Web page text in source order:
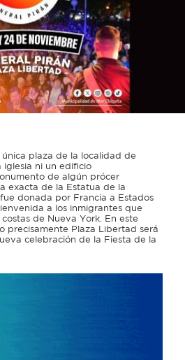
plaza de la localidad de
iglesia ni un edificio
de algún prócer
exacta de la Estatua de la
donada por Francia a Estados
a los inmigrantes que
de Nueva York. En este
precisamente Plaza Libertad será
celebración de la Fiesta de la